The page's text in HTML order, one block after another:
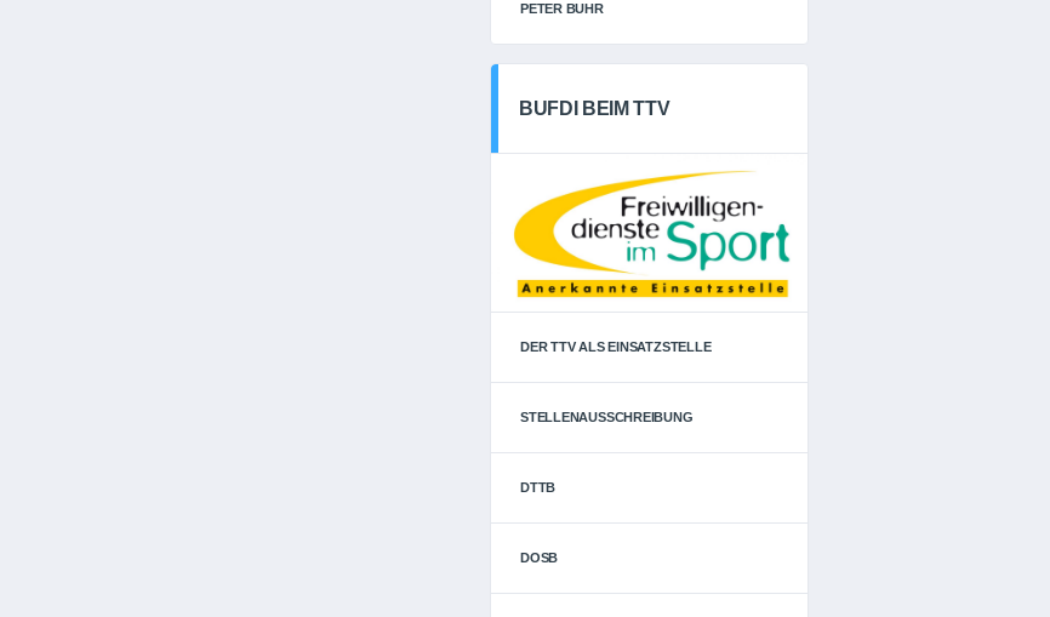
PETER BUHR
BUFDI BEIM TTV
DER TTV ALS EINSATZSTELLE
STELLENAUSSCHREIBUNG
DTTB
DOSB